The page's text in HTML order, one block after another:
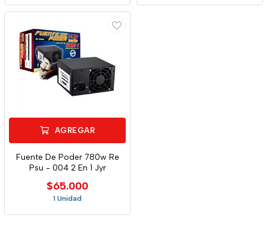
AGREGAR
Fuente De Poder 780w Re
Psu - 004 2 En 1 Jyr
$65.000
1 Unidad